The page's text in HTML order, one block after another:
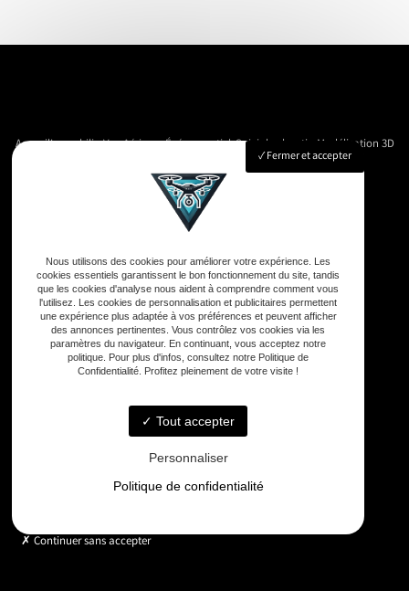
AccueilImmobilierVue AérienneÉvénementielsSuivi de chantier Modélisation 3D
Contact
Adresse
33590 Vensac
Téléphone
06 33 48 35 75
contact@gd-drones-services.fr
Horaires
Fermer et accepter
Nous utilisons des cookies pour améliorer votre expérience. Les
cookies essentiels garantissent le bon fonctionnement du site, tandis
que les cookies d'analyse nous aident à comprendre comment vous
l'utilisez. Les cookies de personnalisation et publicitaires permettent
une expérience plus adaptée à vos préférences et peuvent afficher
des annonces pertinentes. Vous contrôlez vos cookies via les
paramètres du navigateur. En continuant, vous acceptez notre
politique. Pour plus d'infos, consultez notre Politique de
Confidentialité. Profitez pleinement de votre visite !
Tout accepter
Personnaliser
Politique de confidentialité
Continuer sans accepter